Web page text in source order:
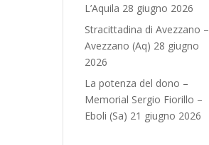
L’Aquila 28 giugno 2026
Stracittadina di Avezzano –
Avezzano (Aq) 28 giugno
2026
La potenza del dono –
Memorial Sergio Fiorillo –
Eboli (Sa) 21 giugno 2026